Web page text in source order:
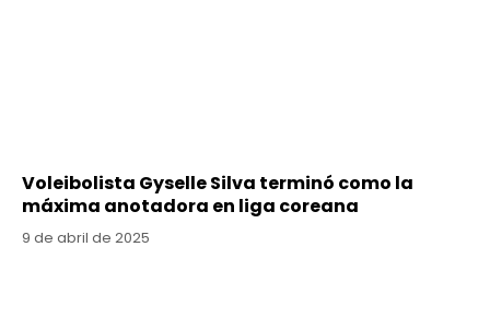
Voleibolista Gyselle Silva terminó como la
máxima anotadora en liga coreana
9 de abril de 2025